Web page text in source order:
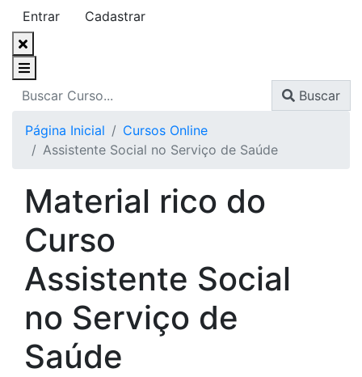
Entrar
Cadastrar
Buscar
Página Inicial
Cursos Online
Assistente Social no Serviço de Saúde
Material rico do
Curso
Assistente Social
no Serviço de
Saúde